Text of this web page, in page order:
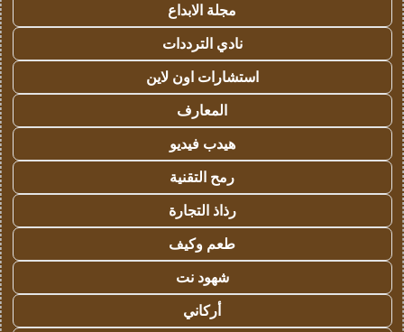
مجلة الابداع
نادي الترددات
استشارات اون لاين
المعارف
هيدب فيديو
رمح التقنية
رذاذ التجارة
طعم وكيف
شهود نت
أركاني